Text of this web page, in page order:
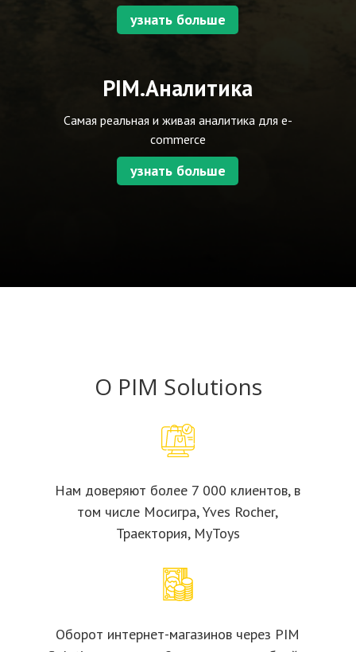
узнать больше
PIM.Аналитика
Самая реальная и живая аналитика для e-
commerce
узнать больше
О PIM Solutions
Нам доверяют более 7 000 клиентов, в
том числе Мосигра, Yves Rocher,
Траектория, MyToys
Оборот интернет-магазинов через PIM